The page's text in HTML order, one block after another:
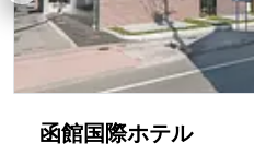
函館国際ホテル